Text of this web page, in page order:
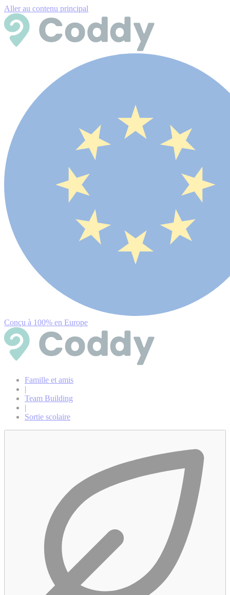
Aller au contenu principal
Conçu à 100% en Europe
Famille et amis
|
Team Building
|
Sortie scolaire